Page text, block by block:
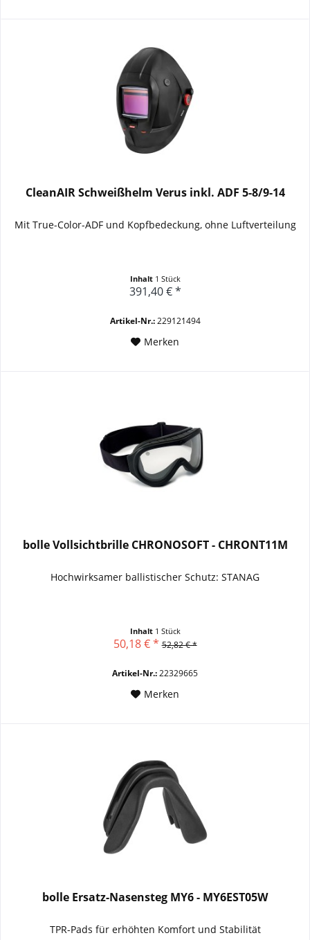
CleanAIR Schweißhelm Verus inkl. ADF 5-8/9-14
Mit True-Color-ADF und Kopfbedeckung, ohne Luftverteilung
Inhalt 1 Stück
391,40 € *
Artikel-Nr.:229121494
Merken
bolle Vollsichtbrille CHRONOSOFT - CHRONT11M
Hochwirksamer ballistischer Schutz: STANAG
Inhalt 1 Stück
50,18 € * 52,82 € *
Artikel-Nr.:22329665
Merken
bolle Ersatz-Nasensteg MY6 - MY6EST05W
TPR-Pads für erhöhten Komfort und Stabilität